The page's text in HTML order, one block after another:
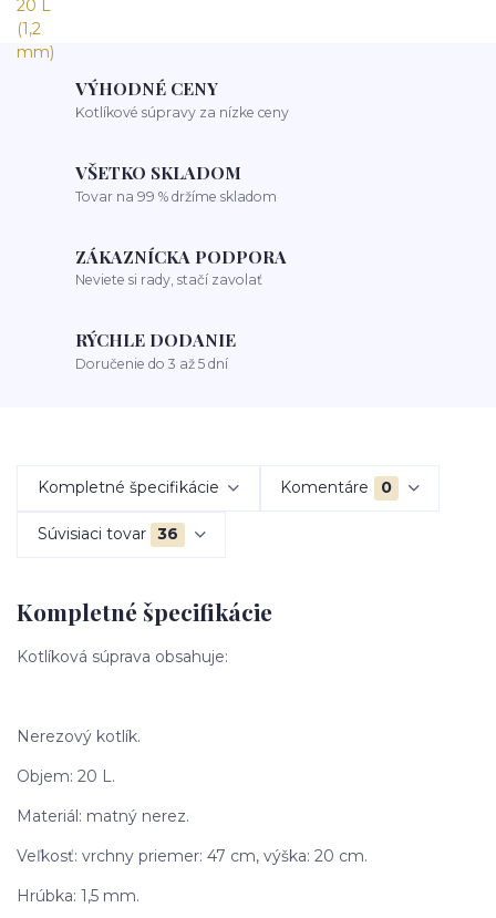
VÝHODNÉ CENY
Kotlíkové súpravy za nízke ceny
VŠETKO SKLADOM
Tovar na 99 % držíme skladom
ZÁKAZNÍCKA PODPORA
Neviete si rady, stačí zavolať
RÝCHLE DODANIE
Doručenie do 3 až 5 dní
Kompletné špecifikácie Komentáre 0
Súvisiaci tovar 36
Kompletné špecifikácie
Kotlíková súprava obsahuje:
Nerezový kotlík.
Objem: 20 L.
Materiál: matný nerez.
Veľkosť: vrchny priemer: 47 cm, výška: 20 cm.
Hrúbka: 1,5 mm.